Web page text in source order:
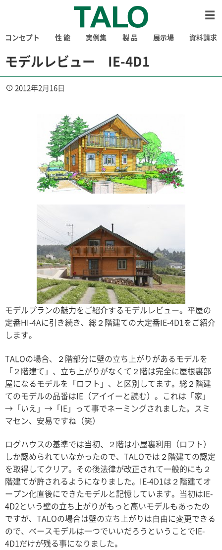
コンセプト 性 能 実例集 製 品 展示場 資料請求
モデルレビュー IE-4D1
2012年2月16日
モデルプランの魅力をご紹介するモデルレビュー。平屋の
定番HI-4Aに引き続き、総２階建ての大定番IE-4D1をご紹介
します。
TALOの場合、２階部分に壁の立ち上がりがあるモデルを
「２階建て」、立ち上がりがなくて２階は完全に屋根裏部
屋になるモデルを「ロフト」、と区別してます。総２階建
てのモデルの品番はIE（アイイーと読む）。これは「家」
→「いえ」→「IE」って事でネーミングされました。スミ
マセン、安易ですね（笑）
ログハウスの基準では当初、２階は小屋裏利用（ロフト）
しか認められていなかったので、TALOでは２階建ての認定
を取得してクリア。その後法律が改正されて一般的にも２
階建てが許されるようになりました。IE-4D1は２階建てオ
ープン化直後にできたモデルと記憶しています。当初はIE-
4D2という壁の立ち上がりがもっと高いモデルもあったの
ですが、TALOの場合は壁の立ち上がりは自由に変更できる
ので、ベースモデルは一つでいいだろうということでIE-
4D1だけが残る事になりました。